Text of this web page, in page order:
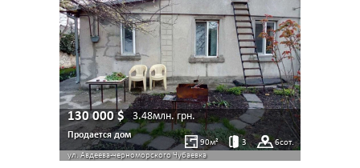
130 000$ 3.48млн.грн.
90м² 3 6сот.
Продается дом
ул. Авдеева-черноморскогоЧубаевка